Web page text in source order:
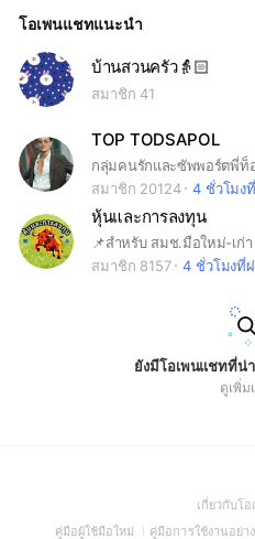
โอเพนแชทแนะนำ
บ้านสวนครัว👵🏻
สมาชิก 41
TOP TODSAPOL
สมาชิก 20124
4 ชั่วโมง
หุ้นและการลงทุน
สมาชิก 8157
4 ชั่วโมงที่
ยังมีโอเพนแชทที่น่
ดูเพิ่ม
เกี่ยวกับโ
คู่มือผู้ใช้มือใหม่ (Open
คู่มือการใช้งานอย่า